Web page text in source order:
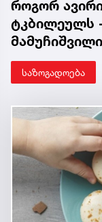
როგორ
ტკბილეულს
საზოგადოება